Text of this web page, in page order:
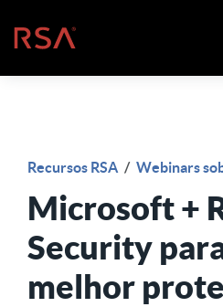
Início
Recursos RSA / Webinars
Microsoft +
Security
melhor